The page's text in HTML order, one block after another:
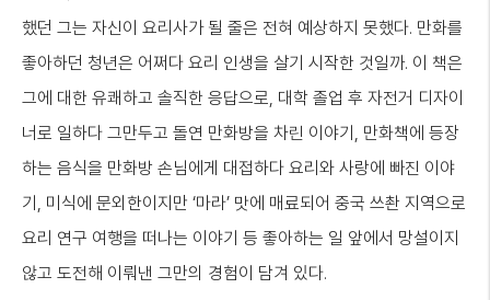
했던 그는 자신이 요리사가 될 줄은 전혀 예상하지 못했다. 만화를
좋아하던 청년은 어쩌다 요리 인생을 살기 시작한 것일까. 이 책은
그에 대한 유쾌하고 솔직한 응답으로, 대학 졸업 후 자전거 디자이
너로 일하다 그만두고 돌연 만화방을 차린 이야기, 만화책에 등장
하는 음식을 만화방 손님에게 대접하다 요리와 사랑에 빠진 이야
기, 미식에 문외한이지만 ‘마라’ 맛에 매료되어 중국 쓰촨 지역으로
요리 연구 여행을 떠나는 이야기 등 좋아하는 일 앞에서 망설이지
않고 도전해 이뤄낸 그만의 경험이 담겨 있다.